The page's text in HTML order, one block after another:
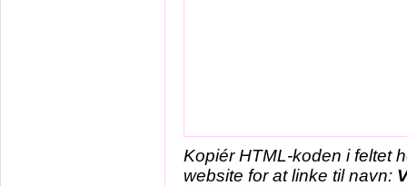
Kopiér HTML-koden i feltet
website for at linke til navn: